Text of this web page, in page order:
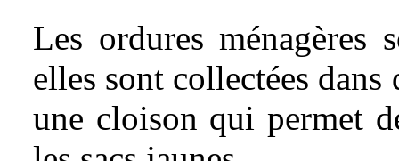
Les ordures ménagères
elles sont collectées
une cloison qui permet